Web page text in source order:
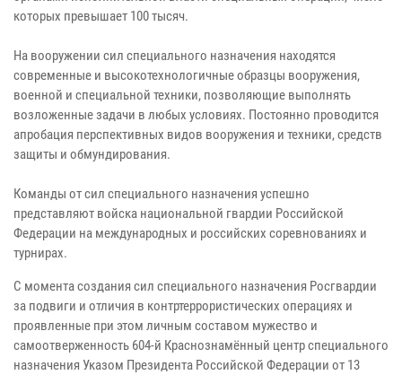
которых превышает 100 тысяч.
На вооружении сил специального назначения находятся
современные и высокотехнологичные образцы вооружения,
военной и специальной техники, позволяющие выполнять
возложенные задачи в любых условиях. Постоянно проводится
апробация перспективных видов вооружения и техники, средств
защиты и обмундирования.
Команды от сил специального назначения успешно
представляют войска национальной гвардии Российской
Федерации на международных и российских соревнованиях и
турнирах.
С момента создания сил специального назначения Росгвардии
за подвиги и отличия в контртеррористических операциях и
проявленные при этом личным составом мужество и
самоотверженность 604-й Краснознамённый центр специального
назначения Указом Президента Российской Федерации от 13